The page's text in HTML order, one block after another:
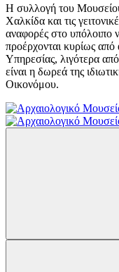
Η συλλογή του
Χαλκίδα και τις
αναφορές στο υπόλοιπο
προέρχονται κυρίως από
Υπηρεσίας, λιγότερα
είναι η δωρεά της
Οικονόμου.